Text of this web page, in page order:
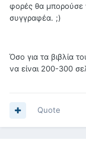
φορές θα μπορούσε
συγγραφέα. ;)
Όσο για τα βιβλία
να είναι 200-300
Quote